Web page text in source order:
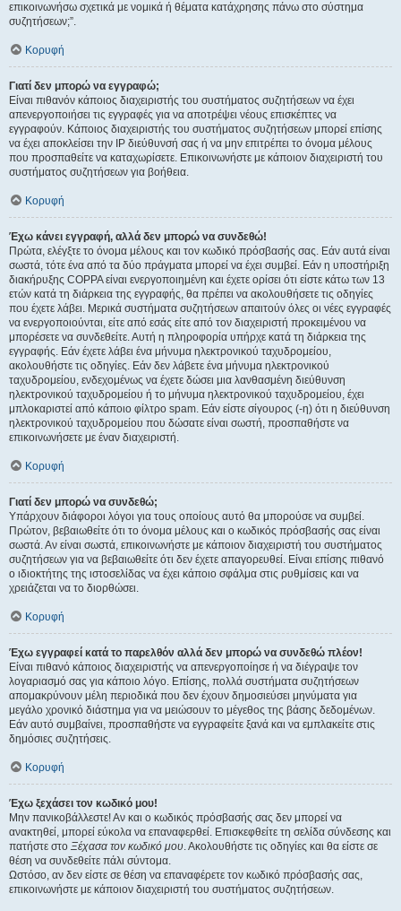
επικοινωνήσω σχετικά με νομικά ή θέματα κατάχρησης πάνω στο σύστημα
συζητήσεων;”.
Κορυφή
Γιατί δεν μπορώ να εγγραφώ;
Είναι πιθανόν κάποιος διαχειριστής του συστήματος συζητήσεων να έχει
απενεργοποιήσει τις εγγραφές για να αποτρέψει νέους επισκέπτες να
εγγραφούν. Κάποιος διαχειριστής του συστήματος συζητήσεων μπορεί επίσης
να έχει αποκλείσει την IP διεύθυνσή σας ή να μην επιτρέπει το όνομα μέλους
που προσπαθείτε να καταχωρίσετε. Επικοινωνήστε με κάποιον διαχειριστή του
συστήματος συζητήσεων για βοήθεια.
Κορυφή
Έχω κάνει εγγραφή, αλλά δεν μπορώ να συνδεθώ!
Πρώτα, ελέγξτε το όνομα μέλους και τον κωδικό πρόσβασής σας. Εάν αυτά είναι
σωστά, τότε ένα από τα δύο πράγματα μπορεί να έχει συμβεί. Εάν η υποστήριξη
διακήρυξης COPPA είναι ενεργοποιημένη και έχετε ορίσει ότι είστε κάτω των 13
ετών κατά τη διάρκεια της εγγραφής, θα πρέπει να ακολουθήσετε τις οδηγίες
που έχετε λάβει. Μερικά συστήματα συζητήσεων απαιτούν όλες οι νέες εγγραφές
να ενεργοποιούνται, είτε από εσάς είτε από τον διαχειριστή προκειμένου να
μπορέσετε να συνδεθείτε. Αυτή η πληροφορία υπήρχε κατά τη διάρκεια της
εγγραφής. Εάν έχετε λάβει ένα μήνυμα ηλεκτρονικού ταχυδρομείου,
ακολουθήστε τις οδηγίες. Εάν δεν λάβετε ένα μήνυμα ηλεκτρονικού
ταχυδρομείου, ενδεχομένως να έχετε δώσει μια λανθασμένη διεύθυνση
ηλεκτρονικού ταχυδρομείου ή το μήνυμα ηλεκτρονικού ταχυδρομείου, έχει
μπλοκαριστεί από κάποιο φίλτρο spam. Εάν είστε σίγουρος (-η) ότι η διεύθυνση
ηλεκτρονικού ταχυδρομείου που δώσατε είναι σωστή, προσπαθήστε να
επικοινωνήσετε με έναν διαχειριστή.
Κορυφή
Γιατί δεν μπορώ να συνδεθώ;
Υπάρχουν διάφοροι λόγοι για τους οποίους αυτό θα μπορούσε να συμβεί.
Πρώτον, βεβαιωθείτε ότι το όνομα μέλους και ο κωδικός πρόσβασής σας είναι
σωστά. Αν είναι σωστά, επικοινωνήστε με κάποιον διαχειριστή του συστήματος
συζητήσεων για να βεβαιωθείτε ότι δεν έχετε απαγορευθεί. Είναι επίσης πιθανό
ο ιδιοκτήτης της ιστοσελίδας να έχει κάποιο σφάλμα στις ρυθμίσεις και να
χρειάζεται να το διορθώσει.
Κορυφή
Έχω εγγραφεί κατά το παρελθόν αλλά δεν μπορώ να συνδεθώ πλέον!
Είναι πιθανό κάποιος διαχειριστής να απενεργοποίησε ή να διέγραψε τον
λογαριασμό σας για κάποιο λόγο. Επίσης, πολλά συστήματα συζητήσεων
απομακρύνουν μέλη περιοδικά που δεν έχουν δημοσιεύσει μηνύματα για
μεγάλο χρονικό διάστημα για να μειώσουν το μέγεθος της βάσης δεδομένων.
Εάν αυτό συμβαίνει, προσπαθήστε να εγγραφείτε ξανά και να εμπλακείτε στις
δημόσιες συζητήσεις.
Κορυφή
Έχω ξεχάσει τον κωδικό μου!
Μην πανικοβάλλεστε! Αν και ο κωδικός πρόσβασής σας δεν μπορεί να
ανακτηθεί, μπορεί εύκολα να επαναφερθεί. Επισκεφθείτε τη σελίδα σύνδεσης και
πατήστε στο Ξέχασα τον κωδικό μου. Ακολουθήστε τις οδηγίες και θα είστε σε
θέση να συνδεθείτε πάλι σύντομα.
Ωστόσο, αν δεν είστε σε θέση να επαναφέρετε τον κωδικό πρόσβασής σας,
επικοινωνήστε με κάποιον διαχειριστή του συστήματος συζητήσεων.